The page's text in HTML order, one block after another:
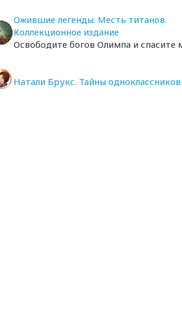
Ожившие легенды. Месть титанов.
Коллекционное издание
Освободите богов Олимпа и спасите
Натали Брукс. Тайны одноклассников